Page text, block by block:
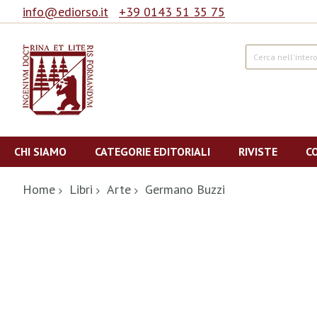
info@ediorso.it +39 0143 51 35 75
Cerca
al
contenuto
CHI SIAMO CATEGORIE EDITORIALI RIVISTE
Home Libri Arte Germano Buzzi